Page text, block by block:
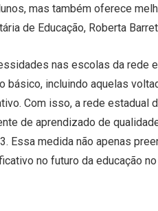
mas também oferece
de Educação, Roberta
nas escolas da rede
básico, incluindo aquelas
Com isso, a rede
de aprendizado de
Essa medida não apenas
no futuro da educação